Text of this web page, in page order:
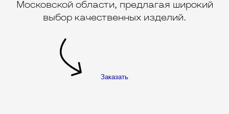
Московской области, предлагая широкий
выбор качественных изделий.
Заказать